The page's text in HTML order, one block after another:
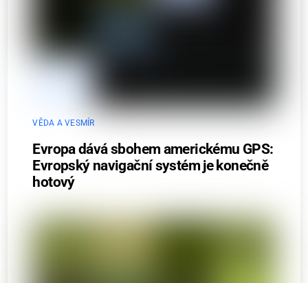
VĚDA A VESMÍR
Evropa dává sbohem americkému GPS:
Evropský navigační systém je konečně
hotový